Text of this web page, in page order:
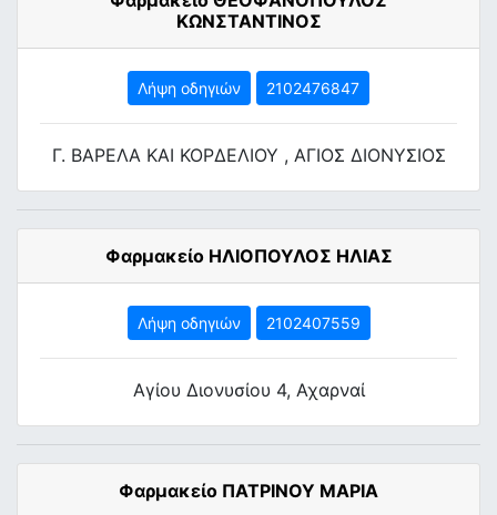
ΚΩΝΣΤΑΝΤΙΝΟΣ
Λήψη οδηγιών 2102476847
Γ. ΒΑΡΕΛΑ ΚΑΙ ΚΟΡΔΕΛΙΟΥ , ΑΓΙΟΣ ΔΙΟΝΥΣΙΟΣ
Φαρμακείο ΗΛΙΟΠΟΥΛΟΣ ΗΛΙΑΣ
Λήψη οδηγιών 2102407559
Αγίου Διονυσίου 4, Αχαρναί
Φαρμακείο ΠΑΤΡΙΝΟΥ ΜΑΡΙΑ